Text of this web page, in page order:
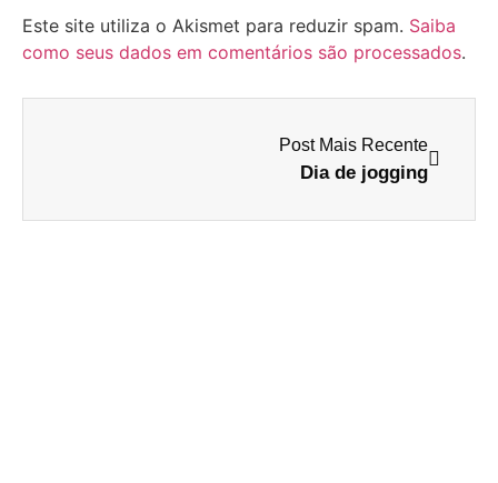
Este site utiliza o Akismet para reduzir spam. Saiba
como seus dados em comentários são processados.
Post Mais Recente
Dia de jogging